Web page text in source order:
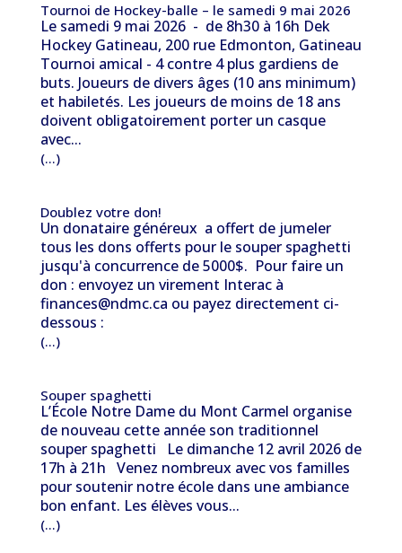
Tournoi de Hockey-balle – le samedi 9 mai 2026
Le samedi 9 mai 2026 - de 8h30 à 16h Dek
Hockey Gatineau, 200 rue Edmonton, Gatineau
Tournoi amical - 4 contre 4 plus gardiens de
buts. Joueurs de divers âges (10 ans minimum)
et habiletés. Les joueurs de moins de 18 ans
doivent obligatoirement porter un casque
avec...
(...)
Doublez votre don!
Un donataire généreux a offert de jumeler
tous les dons offerts pour le souper spaghetti
jusqu'à concurrence de 5000$. Pour faire un
don : envoyez un virement Interac à
finances@ndmc.ca ou payez directement ci-
dessous :
(...)
Souper spaghetti
L’École Notre Dame du Mont Carmel organise
de nouveau cette année son traditionnel
souper spaghetti Le dimanche 12 avril 2026 de
17h à 21h Venez nombreux avec vos familles
pour soutenir notre école dans une ambiance
bon enfant. Les élèves vous...
(...)